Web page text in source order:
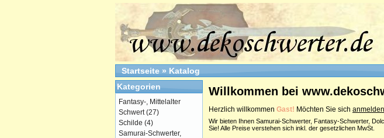
Startseite » Katalog
Willkommen bei
Herzlich willkommen Gast! Möchten Sie sich anmelden
Wir bieten Ihnen Samurai-Schwerter, Fantasy-Schwerter,
Sie! Alle Preise verstehen sich inkl. der gesetzlichen MwSt.
Kategorien
Fantasy-, Mittelalter
Schwert(27)
Schilde (4)
Samurai-Schwerter,